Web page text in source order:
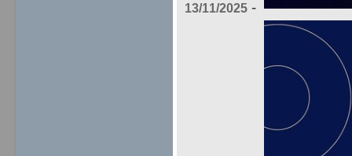
13/11/2025 -